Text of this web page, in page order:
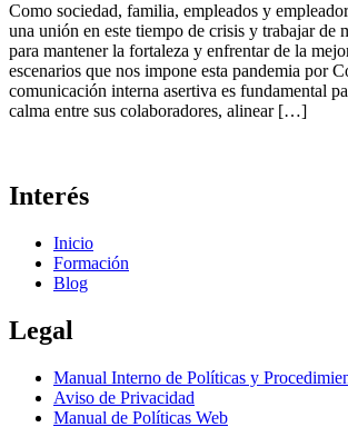
Como sociedad, familia, empleados y
una unión en este tiempo de crisis y trabajar de
para mantener la fortaleza y enfrentar de la
escenarios que nos impone esta pandemia por
comunicación interna asertiva es fundamental
calma entre sus colaboradores, alinear […]
Interés
Inicio
Formación
Blog
Legal
Manual Interno de Políticas y
Aviso de Privacidad
Manual de Políticas Web